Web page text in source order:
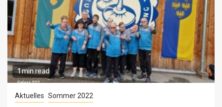
1 min read
Aktuelles Sommer 2022